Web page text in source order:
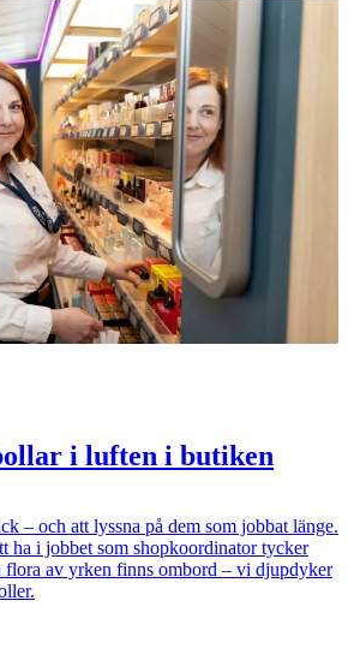
i luften i butiken
– och att lyssna på dem som jobbat länge.
ha i jobbet som shopkoordinator tycker
flora av yrken finns ombord – vi djupdyker